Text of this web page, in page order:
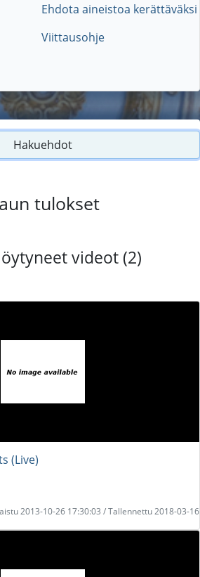
Ehdota aineistoa kerättäväksi
Viittausohje
Hakuehdot
tulokset
videot (2)
(Live)
2013-10-26 17:30:03 / Tallennettu 2018-03-16